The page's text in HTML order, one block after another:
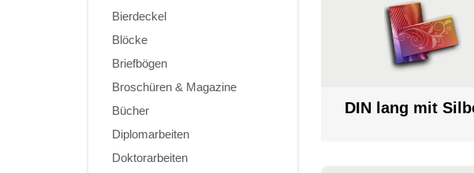
Bierdeckel
Blöcke
Briefbögen
Broschüren & Magazine
Bücher
Diplomarbeiten
Doktorarbeiten
DIN lang mit